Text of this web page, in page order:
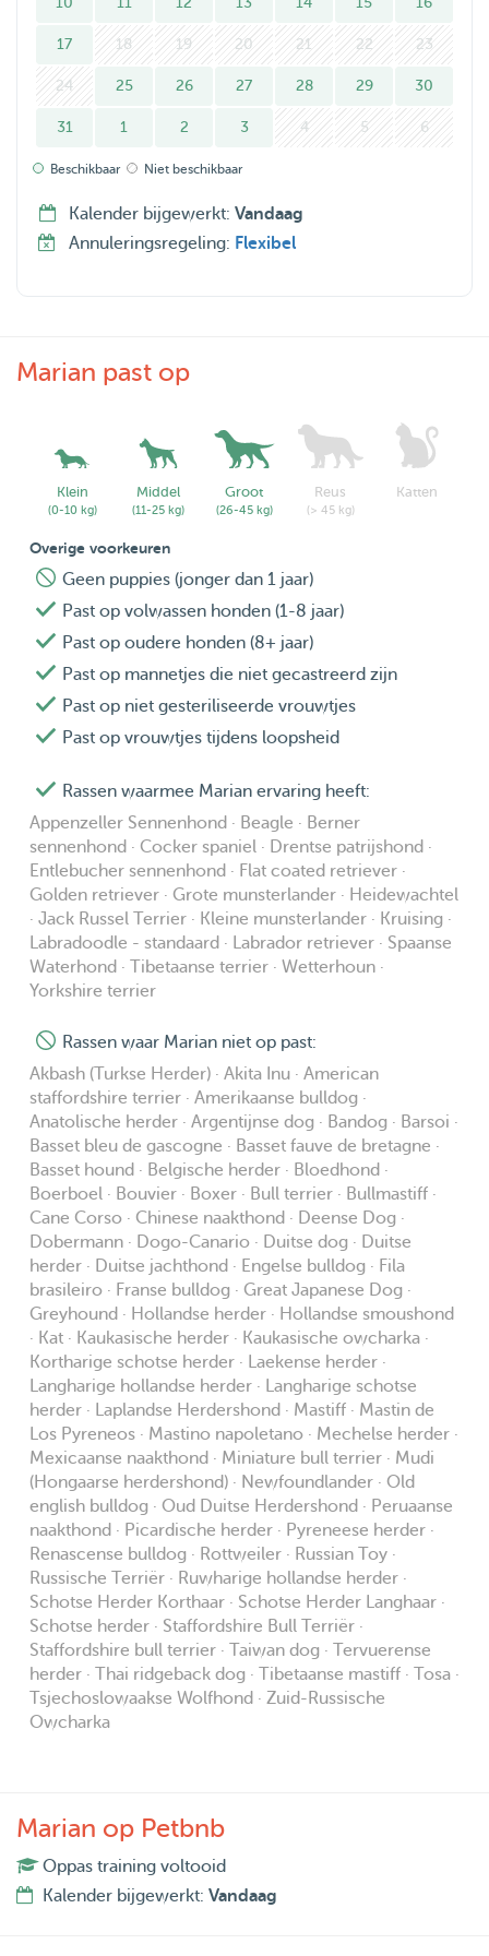
17 18 19 20 21 22 23
24 25 26 27 28 29 30
31 1 2 3 4 5 6
Beschikbaar Niet beschikbaar
Kalender bijgewerkt: Vandaag
Annuleringsregeling: Flexibel
Marian past op
Klein
(0-10 kg)
Middel
(11-25 kg)
Groot
(26-45 kg)
Reus
(> 45 kg)
Katten
Overige voorkeuren
Geen puppies (jonger dan 1 jaar)
Past op volwassen honden (1-8 jaar)
Past op oudere honden (8+ jaar)
Past op mannetjes die niet gecastreerd zijn
Past op niet gesteriliseerde vrouwtjes
Past op vrouwtjes tijdens loopsheid
Rassen waarmee Marian ervaring heeft:
Appenzeller Sennenhond · Beagle · Berner
sennenhond · Cocker spaniel · Drentse patrijshond ·
Entlebucher sennenhond · Flat coated retriever ·
Golden retriever · Grote munsterlander · Heidewachtel
· Jack Russel Terrier · Kleine munsterlander · Kruising ·
Labradoodle - standaard · Labrador retriever · Spaanse
Waterhond · Tibetaanse terrier · Wetterhoun ·
Yorkshire terrier
Rassen waar Marian niet op past:
Akbash (Turkse Herder) · Akita Inu · American
staffordshire terrier · Amerikaanse bulldog ·
Anatolische herder · Argentijnse dog · Bandog · Barsoi ·
Basset bleu de gascogne · Basset fauve de bretagne ·
Basset hound · Belgische herder · Bloedhond ·
Boerboel · Bouvier · Boxer · Bull terrier · Bullmastiff ·
Cane Corso · Chinese naakthond · Deense Dog ·
Dobermann · Dogo-Canario · Duitse dog · Duitse
herder · Duitse jachthond · Engelse bulldog · Fila
brasileiro · Franse bulldog · Great Japanese Dog ·
Greyhound · Hollandse herder · Hollandse smoushond
· Kat · Kaukasische herder · Kaukasische owcharka ·
Kortharige schotse herder · Laekense herder ·
Langharige hollandse herder · Langharige schotse
herder · Laplandse Herdershond · Mastiff · Mastin de
Los Pyreneos · Mastino napoletano · Mechelse herder ·
Mexicaanse naakthond · Miniature bull terrier · Mudi
(Hongaarse herdershond) · Newfoundlander · Old
english bulldog · Oud Duitse Herdershond · Peruaanse
naakthond · Picardische herder · Pyreneese herder ·
Renascense bulldog · Rottweiler · Russian Toy ·
Russische Terriër · Ruwharige hollandse herder ·
Schotse Herder Korthaar · Schotse Herder Langhaar ·
Schotse herder · Staffordshire Bull Terriër ·
Staffordshire bull terrier · Taiwan dog · Tervuerense
herder · Thai ridgeback dog · Tibetaanse mastiff · Tosa ·
Tsjechoslowaakse Wolfhond · Zuid-Russische
Owcharka
Marian op Petbnb
Oppas training voltooid
Kalender bijgewerkt: Vandaag